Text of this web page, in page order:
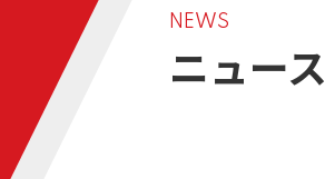
NEWS
ニュース